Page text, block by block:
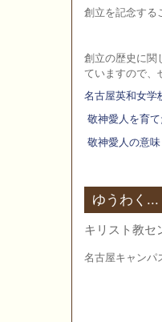
創立を記念する
創立の歴史に関
ていますので、
名古屋英和女学
敬神愛人を育
敬神愛人の意味
ゆうわく...
キリスト教セ
名古屋キャンパ